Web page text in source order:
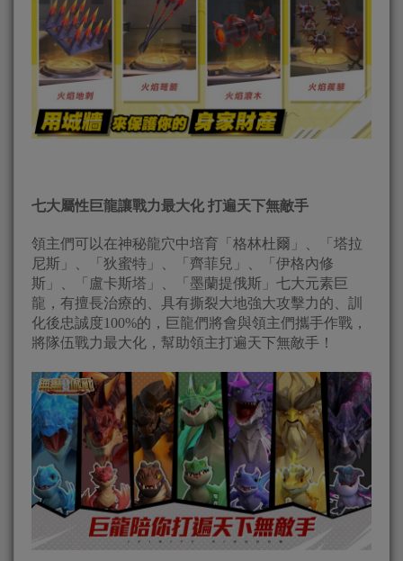
七大屬性巨龍讓戰力最大化打遍天下無敵手
領主們可以在神秘龍穴中培育「格林杜爾」、「塔拉
尼斯」、「狄蜜特」、「齊菲兒」、「伊格內修
斯」、「盧卡斯塔」、「墨蘭提俄斯」七大元素巨
龍，有擅長治療的、具有撕裂大地強大攻擊力的、訓
化後忠誠度100%的，巨龍們將會與領主們攜手作戰，
將隊伍戰力最大化，幫助領主打遍天下無敵手！